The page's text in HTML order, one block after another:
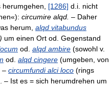
[1286] d.i. nicht
circumire alqd. – Daher
herum, alqd vitabundus
um einen Ort od. Gegenstand
od. alqd ambire (sowohl v.
od. alqd cingere (umgeben, von
– circumfundi alci loco (rings
– Ist es = sich herumdrehen um